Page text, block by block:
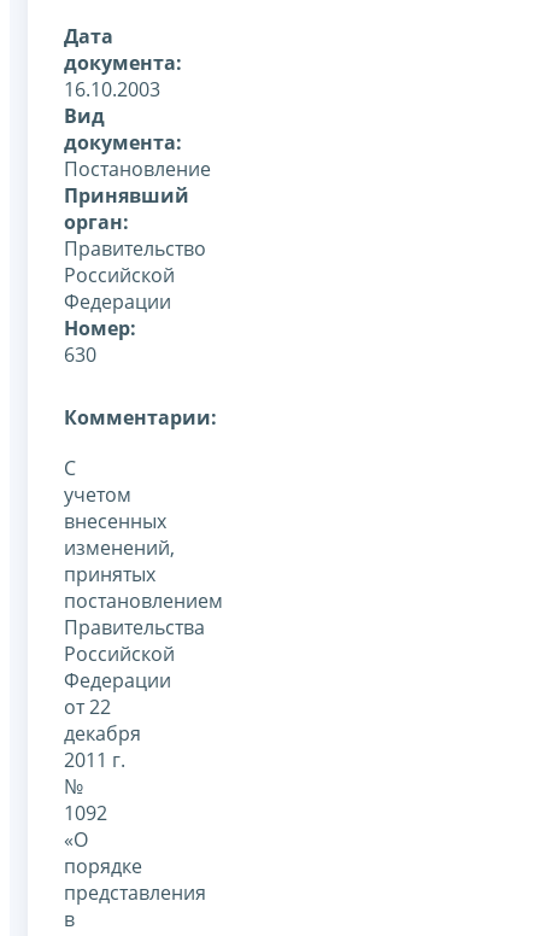
Дата
документа:
16.10.2003
Вид
документа:
Постановление
Принявший
орган:
Правительство
Российской
Федерации
Номер:
630
Комментарии:
С
учетом
внесенных
изменений,
принятых
постановлением
Правительства
Российской
Федерации
от 22
декабря
2011 г.
№
1092
«О
порядке
представления
в